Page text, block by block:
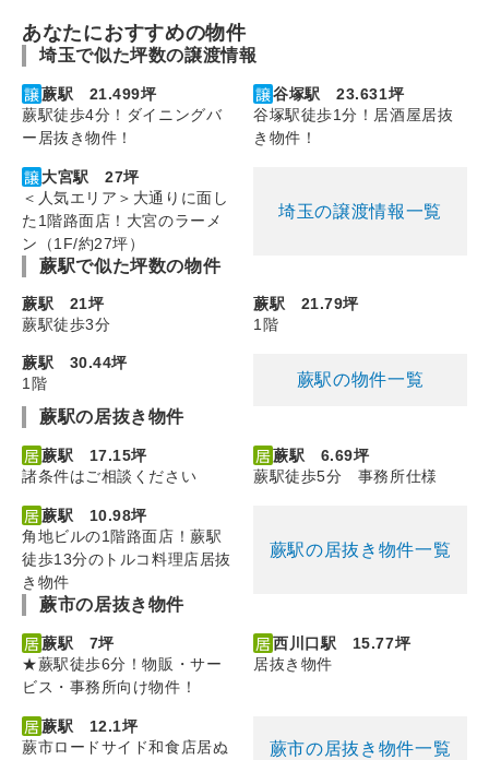
あなたにおすすめの物件
埼玉で似た坪数の譲渡情報
蕨駅 21.499坪
蕨駅徒歩4分！ダイニングバ
ー居抜き物件！
谷塚駅 23.631坪
谷塚駅徒歩1分！居酒屋居抜
き物件！
大宮駅 27坪
＜人気エリア＞大通りに面し
た1階路面店！大宮のラーメ
ン（1F/約27坪）
埼玉の譲渡情報一覧
蕨駅で似た坪数の物件
蕨駅 21坪
蕨駅徒歩3分
蕨駅 21.79坪
1階
蕨駅 30.44坪
1階
蕨駅の物件一覧
蕨駅の居抜き物件
蕨駅 17.15坪
諸条件はご相談ください
蕨駅 6.69坪
蕨駅徒歩5分 事務所仕様
蕨駅 10.98坪
角地ビルの1階路面店！蕨駅
徒歩13分のトルコ料理店居抜
き物件
蕨駅の居抜き物件一覧
蕨市の居抜き物件
蕨駅 7坪
★蕨駅徒歩6分！物販・サー
ビス・事務所向け物件！
西川口駅 15.77坪
居抜き物件
蕨駅 12.1坪
蕨市ロードサイド和食店居ぬ
蕨市の居抜き物件一覧